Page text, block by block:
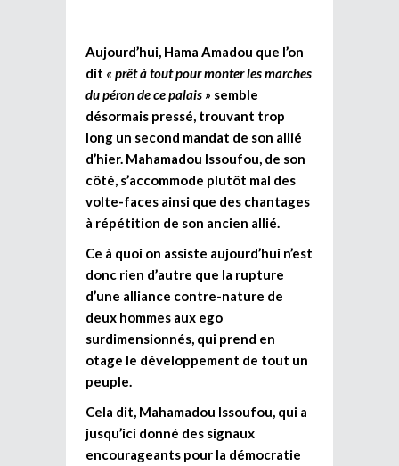
Aujourd’hui, Hama Amadou que l’on
dit « prêt à tout pour monter les marches
du péron de ce palais » semble
désormais pressé, trouvant trop
long un second mandat de son allié
d’hier. Mahamadou Issoufou, de son
côté, s’accommode plutôt mal des
volte-faces ainsi que des chantages
à répétition de son ancien allié.
Ce à quoi on assiste aujourd’hui n’est
donc rien d’autre que la rupture
d’une alliance contre-nature de
deux hommes aux ego
surdimensionnés, qui prend en
otage le développement de tout un
peuple.
Cela dit, Mahamadou Issoufou, qui a
jusqu’ici donné des signaux
encourageants pour la démocratie